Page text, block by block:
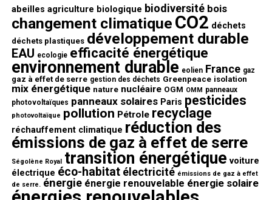
abeilles agriculture biologique biodiversité bois
changement climatique CO2 déchets
déchets plastiques développement durable
EAU ecologie efficacité énergétique
environnement durable eolien France gaz
gaz à effet de serre gestion des déchets Greenpeace isolation
mix énergétique nature nucléaire OGM OMM panneaux
photovoltaïques panneaux solaires Paris pesticides
photovoltaïque pollution Pétrole recyclage
réchauffement climatique réduction des
émissions de gaz à effet de serre
Ségolène Royal transition énergétique voiture
électrique éco-habitat électricité émissions de gaz à effet
de serre. énergie énergie renouvelable énergie solaire